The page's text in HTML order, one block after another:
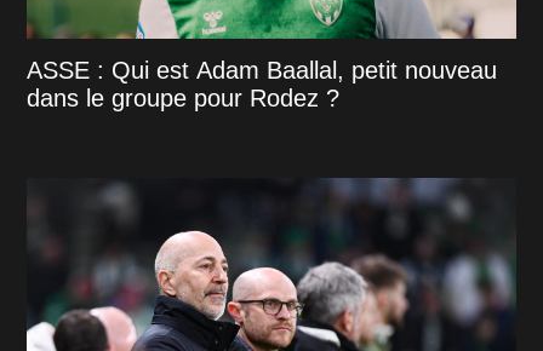
ASSE : Qui est Adam Baallal, petit nouveau
dans le groupe pour Rodez ?